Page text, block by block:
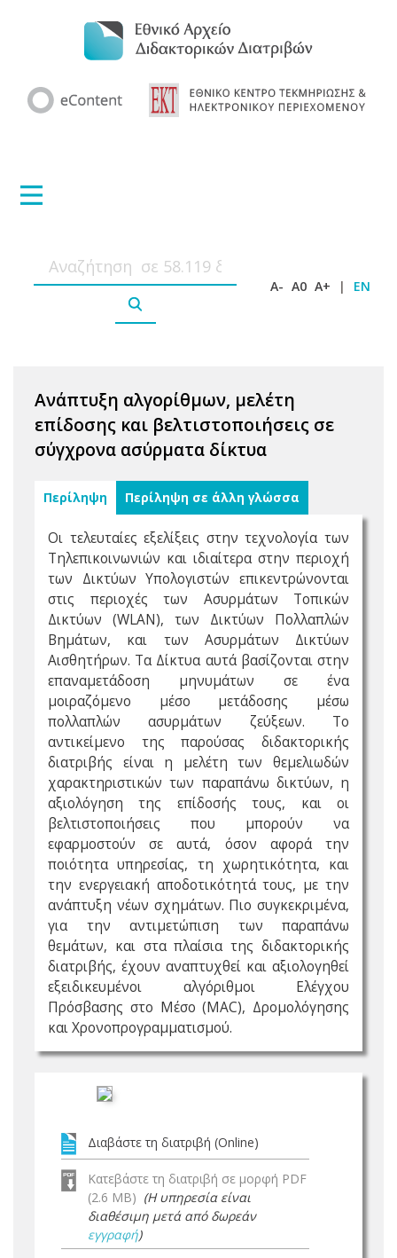
A- A0 A+ | EN
Ανάπτυξη αλγορίθμων, μελέτη
επίδοσης και βελτιστοποιήσεις σε
σύγχρονα ασύρματα δίκτυα
Περίληψη Περίληψη σε άλλη γλώσσα
Οι τελευταίες εξελίξεις στην τεχνολογία των
Τηλεπικοινωνιών και ιδιαίτερα στην περιοχή
των Δικτύων Υπολογιστών επικεντρώνονται
στις περιοχές των Ασυρμάτων Τοπικών
Δικτύων (WLAN), των Δικτύων Πολλαπλών
Βημάτων, και των Ασυρμάτων Δικτύων
Αισθητήρων. Τα Δίκτυα αυτά βασίζονται στην
επαναμετάδοση μηνυμάτων σε ένα
μοιραζόμενο μέσο μετάδοσης μέσω
πολλαπλών ασυρμάτων ζεύξεων. Το
αντικείμενο της παρούσας διδακτορικής
διατριβής είναι η μελέτη των θεμελιωδών
χαρακτηριστικών των παραπάνω δικτύων, η
αξιολόγηση της επίδοσής τους, και οι
βελτιστοποιήσεις που μπορούν να
εφαρμοστούν σε αυτά, όσον αφορά την
ποιότητα υπηρεσίας, τη χωρητικότητα, και
την ενεργειακή αποδοτικότητά τους, με την
ανάπτυξη νέων σχημάτων. Πιο συγκεκριμένα,
για την αντιμετώπιση των παραπάνω
θεμάτων, και στα πλαίσια της διδακτορικής
διατριβής, έχουν αναπτυχθεί και αξιολογηθεί
εξειδικευμένοι αλγόριθμοι Ελέγχου
Πρόσβασης στο Μέσο (MAC), Δρομολόγησης
και Χρονοπρογραμματισμού.
Διαβάστε τη διατριβή (Online)
Κατεβάστε τη διατριβή σε μορφή PDF
(2.6 MB) (Η υπηρεσία είναι
διαθέσιμη μετά από δωρεάν
εγγραφή)